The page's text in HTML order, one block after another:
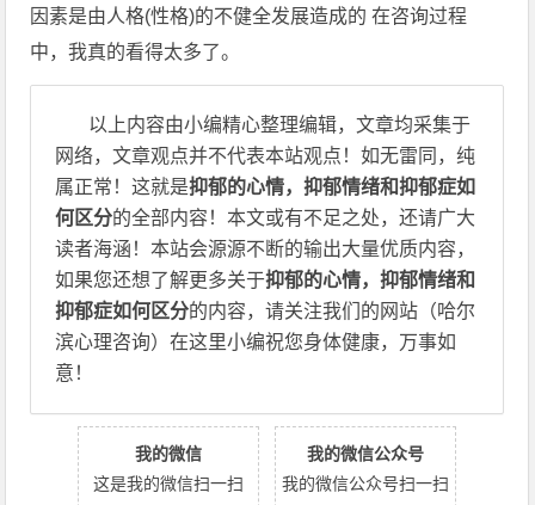
因素是由人格(性格)的不健全发展造成的 在咨询过程
中，我真的看得太多了。
以上内容由小编精心整理编辑，文章均采集于
网络，文章观点并不代表本站观点！如无雷同，纯
属正常！这就是抑郁的心情，抑郁情绪和抑郁症如
何区分的全部内容！本文或有不足之处，还请广大
读者海涵！本站会源源不断的输出大量优质内容，
如果您还想了解更多关于抑郁的心情，抑郁情绪和
抑郁症如何区分的内容，请关注我们的网站（哈尔
滨心理咨询）在这里小编祝您身体健康，万事如
意！
我的微信
这是我的微信扫一扫
我的微信公众号
我的微信公众号扫一扫